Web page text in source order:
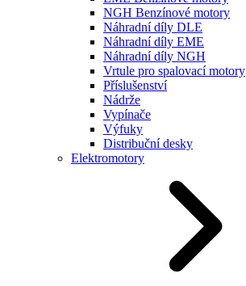
NGH Benzínové motory
Náhradní díly DLE
Náhradní díly EME
Náhradní díly NGH
Vrtule pro spalovací motory
Příslušenství
Nádrže
Vypínače
Výfuky
Distribuční desky
Elektromotory